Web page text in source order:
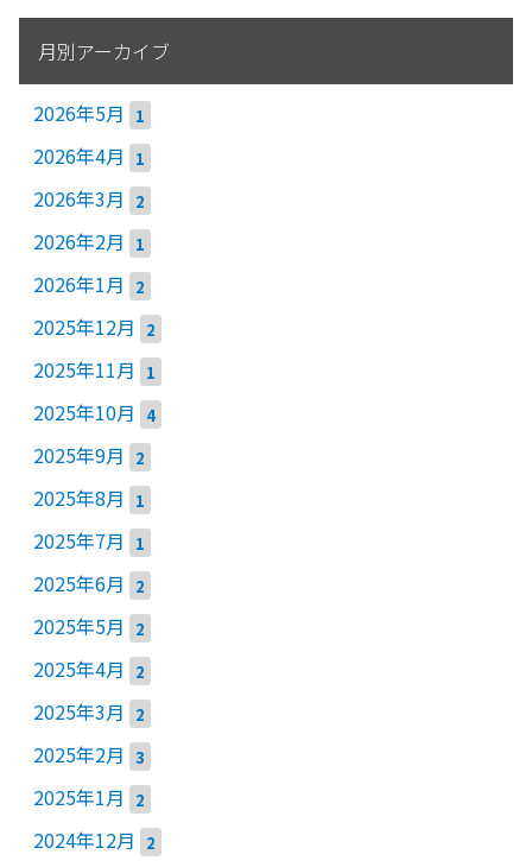
月別アーカイブ
2026年5月 1
2026年4月 1
2026年3月 2
2026年2月 1
2026年1月 2
2025年12月 2
2025年11月 1
2025年10月 4
2025年9月 2
2025年8月 1
2025年7月 1
2025年6月 2
2025年5月 2
2025年4月 2
2025年3月 2
2025年2月 3
2025年1月 2
2024年12月 2